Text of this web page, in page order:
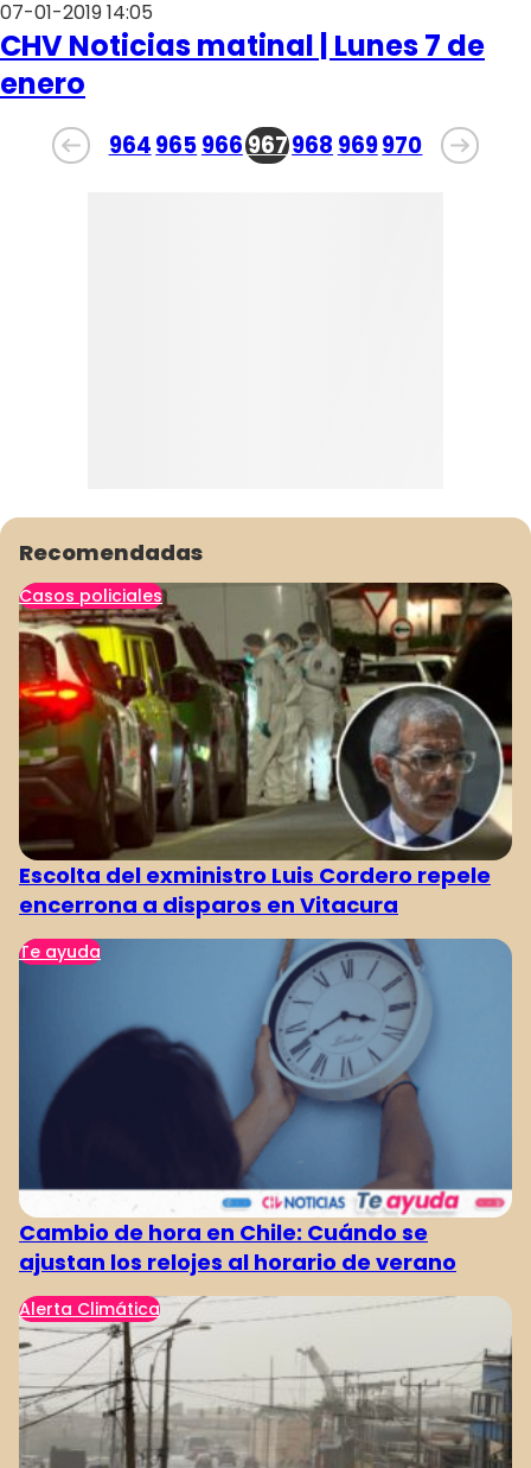
07-01-2019 14:05
CHV Noticias matinal | Lunes 7 de
enero
964965
Recomendadas
Casos policiales
Escolta del exministro Luis Cordero repele
encerrona a disparos en Vitacura
Te ayuda
Cambio de hora en Chile: Cuándo se
ajustan los relojes al horario de verano
Alerta Climática